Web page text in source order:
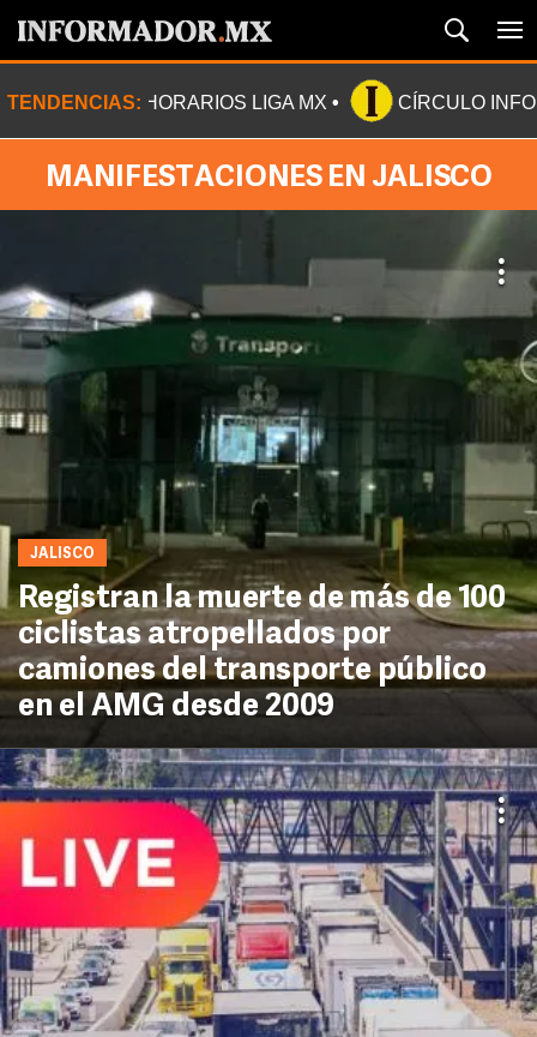
TENDENCIAS: HORARIOS LIGA MX CÍRCULO
MANIFESTACIONES EN JALISCO
JALISCO
Registran la muerte de más de 100
ciclistas atropellados por
camiones del transporte público
en el AMG desde 2009